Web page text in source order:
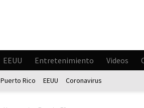
EEUU Entretenimiento Videos
Puerto Rico EEUU Coronavirus